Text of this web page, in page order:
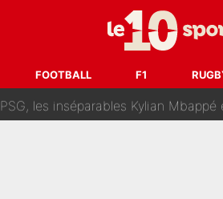
FOOTBALL F1
Kanté : Comme Yan Diomandé,
La Chaîne L’Équipe : Même Olivier Ménard
les inséparables Kylian Mbappé